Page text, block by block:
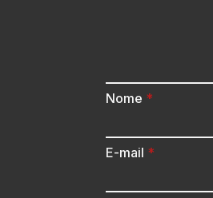
Nome *
E-mail *